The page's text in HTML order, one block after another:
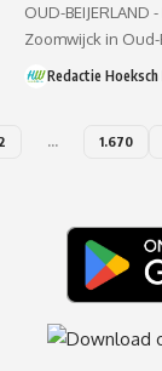
OUD-
Zoomwijck in
Redactie Hoeksch
… 1.670